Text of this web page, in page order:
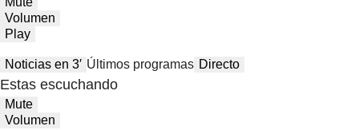
Volumen
Play
Noticias en 3′ Últimos programas Directo
Estas escuchando
Mute
Volumen